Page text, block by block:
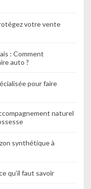
votre vente
: Comment
auto ?
pour faire
naturel
synthétique à
qu’il faut savoir